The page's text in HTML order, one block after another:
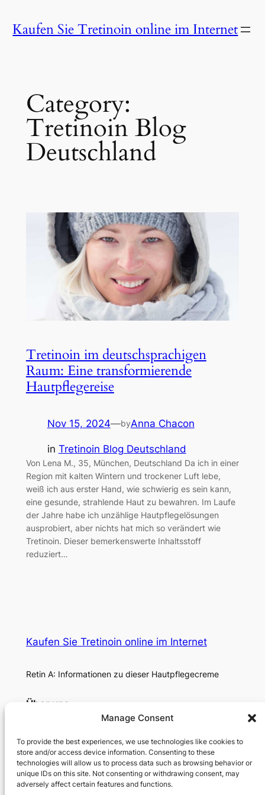
Manage Consent
To provide the best experiences, we use technologies like cookies to
store and/or access device information. Consenting to these
technologies will allow us to process data such as browsing behavior or
unique IDs on this site. Not consenting or withdrawing consent, may
adversely affect certain features and functions.
toKaufen Sie Tretinoin online im Internet
Category:
Tretinoin Blog
Deutschland
Tretinoin im deutschsprachigen
Raum: Eine transformierende
Hautpflegereise
Nov 15, 2024—byAnna Chacon
in Tretinoin Blog Deutschland
Von Lena M., 35, München, Deutschland Da ich in einer
Region mit kalten Wintern und trockener Luft lebe,
weiß ich aus erster Hand, wie schwierig es sein kann,
eine gesunde, strahlende Haut zu bewahren. Im Laufe
der Jahre habe ich unzählige Hautpflegelösungen
ausprobiert, aber nichts hat mich so verändert wie
Tretinoin. Dieser bemerkenswerte Inhaltsstoff
reduziert…
Kaufen Sie Tretinoin online im Internet
Retin A: Informationen zu dieser Hautpflegecreme
Über uns
Datenschutzrichtlinie
Kaufen Sie Retin a in Deutschland, der Schweiz oder
Österreich
Strahlende Wiedergeburt: Meine Reise mit Retin-A
Privacy